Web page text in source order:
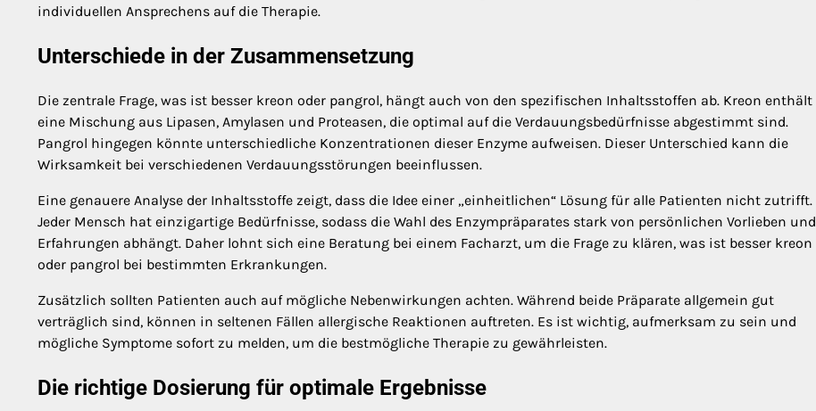
individuellen Ansprechens auf die Therapie.
Unterschiede in der Zusammensetzung
Die zentrale Frage, was ist besser kreon oder pangrol, hängt auch von den spezifischen Inhaltsstoffen ab. Kreon enthält
eine Mischung aus Lipasen, Amylasen und Proteasen, die optimal auf die Verdauungsbedürfnisse abgestimmt sind.
Pangrol hingegen könnte unterschiedliche Konzentrationen dieser Enzyme aufweisen. Dieser Unterschied kann die
Wirksamkeit bei verschiedenen Verdauungsstörungen beeinflussen.
Eine genauere Analyse der Inhaltsstoffe zeigt, dass die Idee einer „einheitlichen“ Lösung für alle Patienten nicht zutrifft.
Jeder Mensch hat einzigartige Bedürfnisse, sodass die Wahl des Enzympräparates stark von persönlichen Vorlieben und
Erfahrungen abhängt. Daher lohnt sich eine Beratung bei einem Facharzt, um die Frage zu klären, was ist besser kreon
oder pangrol bei bestimmten Erkrankungen.
Zusätzlich sollten Patienten auch auf mögliche Nebenwirkungen achten. Während beide Präparate allgemein gut
verträglich sind, können in seltenen Fällen allergische Reaktionen auftreten. Es ist wichtig, aufmerksam zu sein und
mögliche Symptome sofort zu melden, um die bestmögliche Therapie zu gewährleisten.
Die richtige Dosierung für optimale Ergebnisse